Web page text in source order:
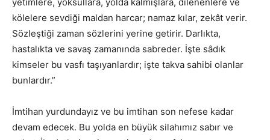
yetimlere, yoksullara, yolda kalmışlara, dilenenlere ve
kölelere sevdiği maldan harcar; namaz kılar, zekât verir.
Sözleştiği zaman sözlerini yerine getirir. Darlıkta,
hastalıkta ve savaş zamanında sabreder. İşte sâdık
kimseler bu vasfı taşıyanlardır; işte takva sahibi olanlar
bunlardır.”
İmtihan yurdundayız ve bu imtihan son nefese kadar
devam edecek. Bu yolda en büyük silahımız sabır ve